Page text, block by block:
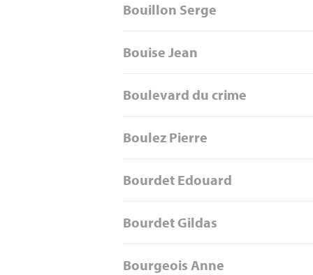
Bouillon Serge
Bouise Jean
Boulevard du crime
Boulez Pierre
Bourdet Edouard
Bourdet Gildas
Bourgeois Anne